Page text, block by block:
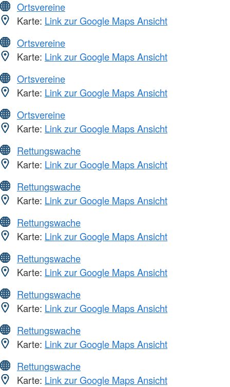
Ortsvereine
Karte: Link zur Google Maps Ansicht
Ortsvereine
Karte: Link zur Google Maps Ansicht
Ortsvereine
Karte: Link zur Google Maps Ansicht
Ortsvereine
Karte: Link zur Google Maps Ansicht
Rettungswache
Karte: Link zur Google Maps Ansicht
Rettungswache
Karte: Link zur Google Maps Ansicht
Rettungswache
Karte: Link zur Google Maps Ansicht
Rettungswache
Karte: Link zur Google Maps Ansicht
Rettungswache
Karte: Link zur Google Maps Ansicht
Rettungswache
Karte: Link zur Google Maps Ansicht
Rettungswache
Karte: Link zur Google Maps Ansicht